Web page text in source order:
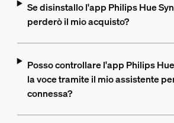
Se disinstallo l'app Philips Hue
perderò il mio acquisto?
Posso controllare l'app Philips
la voce tramite il mio assistente
connessa?